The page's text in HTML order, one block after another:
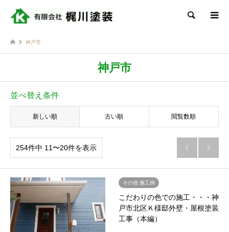
検索
神戸市
神戸市
並べ替え条件
新しい順 古い順 閲覧数順
254件中 11〜20件を表示  
その他 施工例
こだわりの色での施工・・・神
戸市北区Ｋ様邸外壁・屋根塗装
工事（本編）